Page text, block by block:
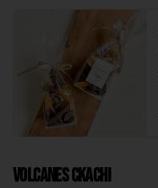
Volcanes Ckachi